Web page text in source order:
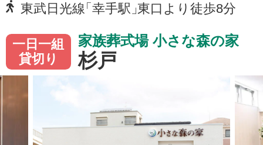
東武日光線「 幸手駅 」
東口より徒歩8分
一日一組
貸切り
家族葬式場 小さな森の家
杉戸